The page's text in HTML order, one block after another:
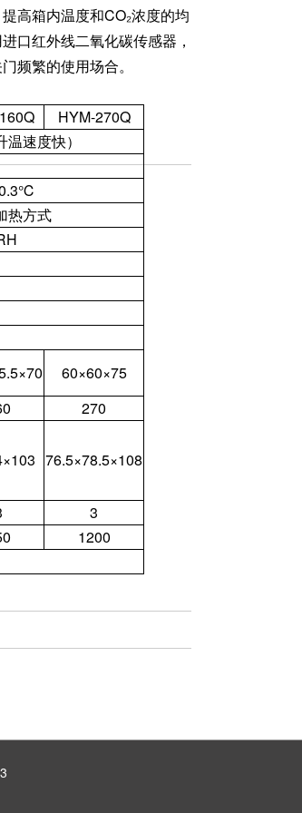
高箱内温度和CO₂浓度的均
口红外线二氧化碳传感器，
频繁的使用场合。
HYM-270Q
速度快）
热方式
60×60×75
270
76.5×78.5×108
3
1200